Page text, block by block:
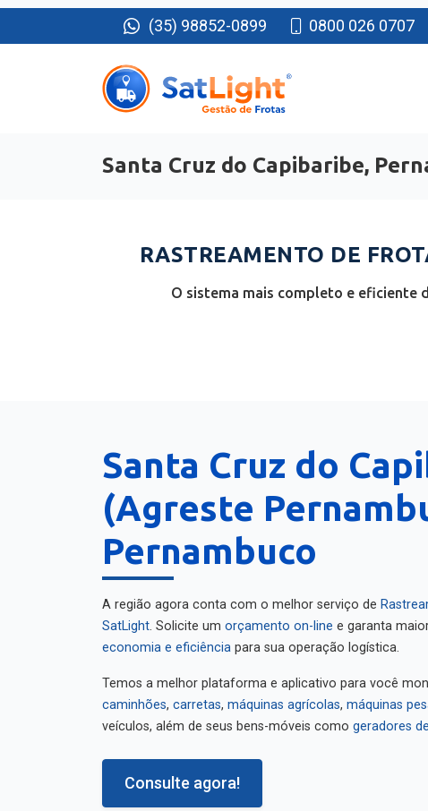
(35) 98852-0899 0800 026 0707
Santa Cruz do Capibaribe,
RASTREAMENTO DE
O sistema mais completo e eficiente
Santa Cruz do
(Agreste
Pernambuco
A região agora conta com o melhor serviço de
SatLight . Solicite um orçamento on-line e garanta
economia e eficiência para sua operação logística.
Temos a melhor plataforma e aplicativo para você
caminhões carretas máquinas agrícolas máquinas
veículos, além de seus bens-móveis como geradores
Consulte agora!